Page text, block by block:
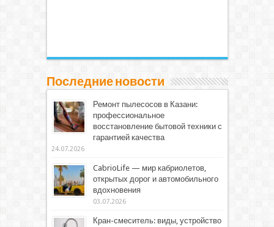
Последние новости
Ремонт пылесосов в Казани:
профессиональное
восстановление бытовой техники с
гарантией качества
24.07.2026
CabrioLife — мир кабриолетов,
открытых дорог и автомобильного
вдохновения
03.07.2026
Кран-смеситель: виды, устройство